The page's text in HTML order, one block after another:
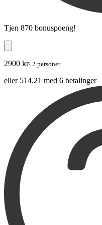
Tjen 870 bonuspoeng!
2900 kr/ 2 personer
eller 514.21 med 6 betalinger